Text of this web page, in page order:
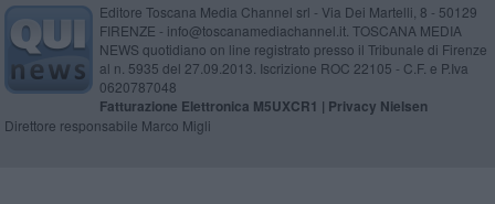
Editore Toscana Media Channel srl - Via Dei Martelli, 8 - 50129
FIRENZE - info@toscanamediachannel.it. TOSCANA MEDIA
NEWS quotidiano on line registrato presso il Tribunale di Firenze
al n. 5935 del 27.09.2013. Iscrizione ROC 22105 - C.F. e P.Iva
0620787048
Fatturazione Elettronica M5UXCR1 | Privacy Nielsen
Direttore responsabile Marco Migli